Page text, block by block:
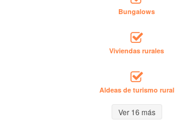
Bungalows
Viviendas rurales
Aldeas de turismo rural
Ver 16 más